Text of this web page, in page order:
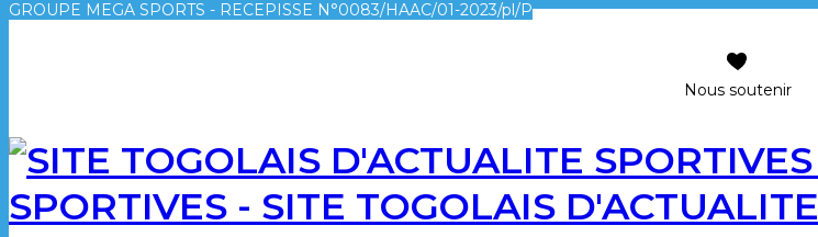
GROUPE MEGA SPORTS - RECEPISSE N°0083/HAAC/01-2023/pl/P
Nous soutenir
SPORTIVES - SITE TOGOLAIS